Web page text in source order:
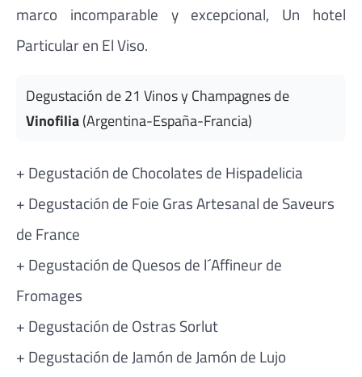
marco incomparable y excepcional, Un hotel
Particular en El Viso.
Degustación de 21 Vinos y Champagnes de
Vinofilia(Argentina-España-Francia)
+ Degustación de Chocolates de Hispadelicia
+ Degustación de Foie Gras Artesanal de Saveurs
de France
+ Degustación de Quesos de l´Affineur de
Fromages
+ Degustación de Ostras Sorlut
+ Degustación de Jamón de Jamón de Lujo